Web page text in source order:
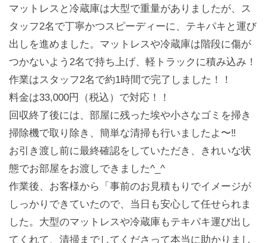
マットレスと冷蔵庫は大型で重量がありましたが、ス
タッフ2名で丁寧かつスピーディーに、テキパキと運び
出しを進めました。マットレスや冷蔵庫は階段に傷が
つかないよう2名で持ち上げ、軽トラックに積み込み！
作業はスタッフ2名で約1時間で完了しました！！
料金は33,000円（税込）で対応！！
回収終了後には、部屋に残った埃や小さなゴミを掃き
掃除機で取り除き、簡単な清掃も行いましたよ〜‼️
お引き渡し前に最終確認をしていただき、きれいな状
態でお部屋をお渡しできました^_^
作業後、お客様から「事前のお見積もりでイメージが
しっかりできていたので、当日も安心して任せられま
した。大型のマットレスや冷蔵庫もテキパキ運び出し
てくれて、清掃までしてくださって本当に助かりまし